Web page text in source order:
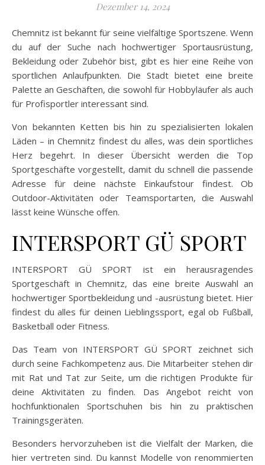
Dezember 14, 2024
Chemnitz ist bekannt für seine vielfältige Sportszene. Wenn
du auf der Suche nach hochwertiger Sportausrüstung,
Bekleidung oder Zubehör bist, gibt es hier eine Reihe von
sportlichen Anlaufpunkten. Die Stadt bietet eine breite
Palette an Geschäften, die sowohl für Hobbyläufer als auch
für Profisportler interessant sind.
Von bekannten Ketten bis hin zu spezialisierten lokalen
Läden – in Chemnitz findest du alles, was dein sportliches
Herz begehrt. In dieser Übersicht werden die Top
Sportgeschäfte vorgestellt, damit du schnell die passende
Adresse für deine nächste Einkaufstour findest. Ob
Outdoor-Aktivitäten oder Teamsportarten, die Auswahl
lässt keine Wünsche offen.
INTERSPORT GÜ SPORT
INTERSPORT GÜ SPORT ist ein herausragendes
Sportgeschäft in Chemnitz, das eine breite Auswahl an
hochwertiger Sportbekleidung und -ausrüstung bietet. Hier
findest du alles für deinen Lieblingssport, egal ob Fußball,
Basketball oder Fitness.
Das Team von INTERSPORT GÜ SPORT zeichnet sich
durch seine Fachkompetenz aus. Die Mitarbeiter stehen dir
mit Rat und Tat zur Seite, um die richtigen Produkte für
deine Aktivitäten zu finden. Das Angebot reicht von
hochfunktionalen Sportschuhen bis hin zu praktischen
Trainingsgeräten.
Besonders hervorzuheben ist die Vielfalt der Marken, die
hier vertreten sind. Du kannst Modelle von renommierten